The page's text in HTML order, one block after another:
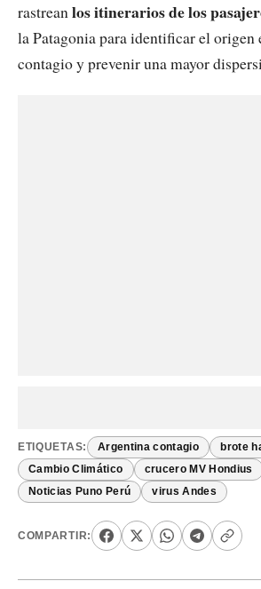
rastreanlos itinerarios de los
la Patagonia para identificar el origen
contagio y prevenir una mayor
ETIQUETAS: Argentina contagio brote
Cambio Climático crucero MV Hondius
Noticias Puno Perú virus Andes
COMPARTIR: